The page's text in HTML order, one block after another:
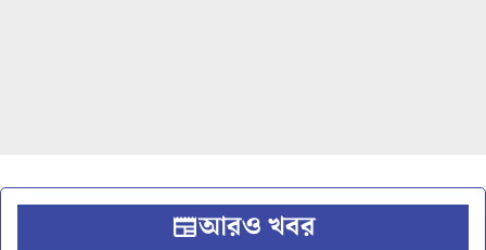
আরও খবর